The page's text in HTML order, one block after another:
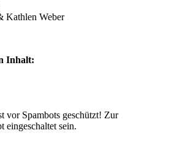
Kathlen Weber
Inhalt:
vor Spambots geschützt! Zur
eingeschaltet sein.